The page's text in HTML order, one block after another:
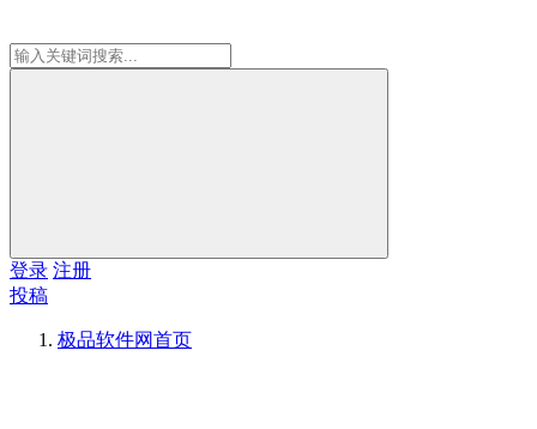
登录 注册
投稿
极品软件网首页